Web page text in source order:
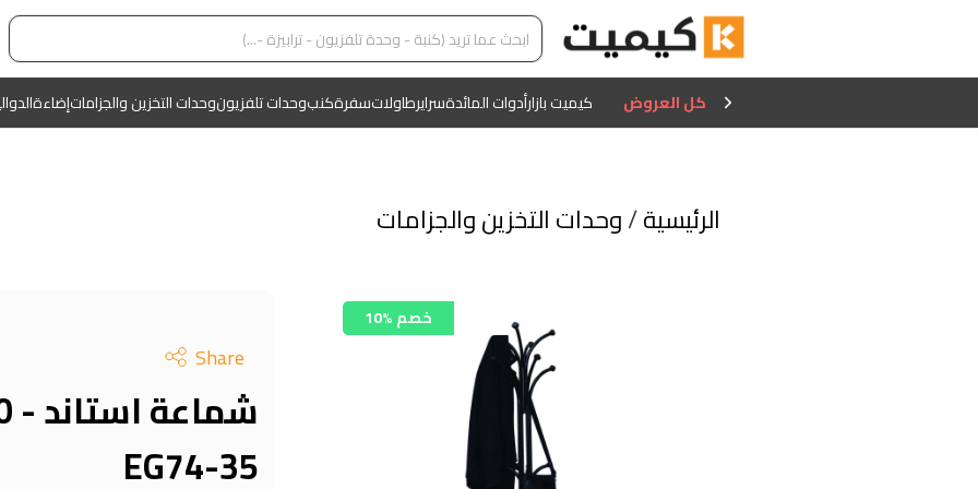
كل العروض كيميت بازارأدوات المائدةسرايرطاولاتسفرةكنبوحدات تلفزيونوحدات التخزين والجزاماتإضاءة
الرئيسية/وحدات التخزين والجزامات
10% خصم
Share
EG74-35